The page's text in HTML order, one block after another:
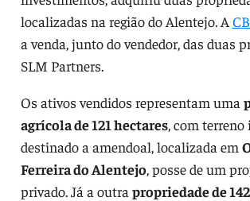
localizadas na região do Alentejo. A
a venda, junto do vendedor, das duas
SLM Partners.
Os ativos vendidos representam uma
agrícola de 121 hectares, com
destinado a amendoal, localizada em
Ferreira do Alentejo, posse de um
privado. Já a outra propriedade de